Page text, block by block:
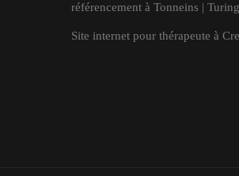
référencement à Tonneins |
Site internet pour thérapeute à